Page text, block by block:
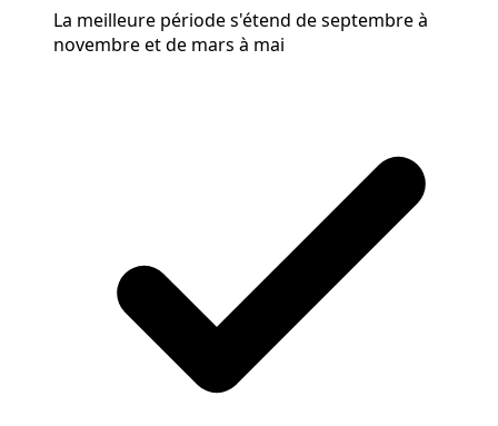
La meilleure période s'étend de septembre à
novembre et de mars à mai